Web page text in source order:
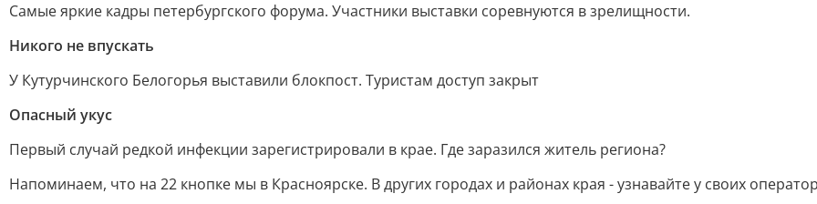
Самые яркие кадры петербургского форума. Участники выставки соревнуются в зрелищности.
Никого не впускать
У Кутурчинского Белогорья выставили блокпост. Туристам доступ закрыт
Опасный укус
Первый случай редкой инфекции зарегистрировали в крае. Где заразился житель региона?
Напоминаем, что на 22 кнопке мы в Красноярске. В других городах и районах края - узнавайте у своих